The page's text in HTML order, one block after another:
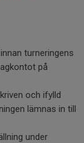
turneringens
på
och ifylld
lämnas in till
under